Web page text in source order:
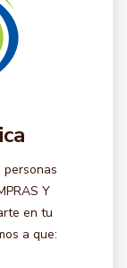
Y
en tu
a que: